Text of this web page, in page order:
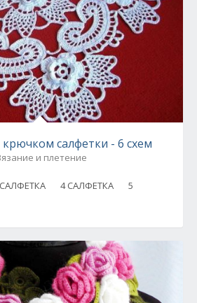
салфетки - 6 схем
и плетение